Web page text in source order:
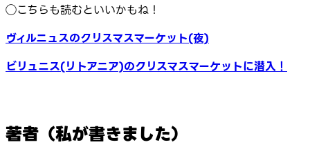
◯こちらも読むといいかもね！
ヴィルニュスのクリスマスマーケット(夜)
ビリュニス(リトアニア)のクリスマスマーケットに潜入！
著者（私が書きました）